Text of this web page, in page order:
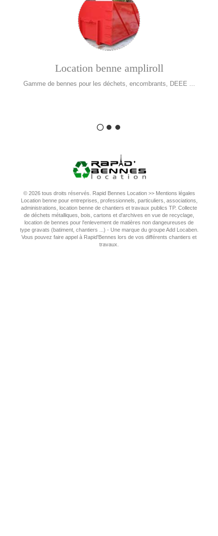
Location benne ampliroll
Gamme de bennes pour les déchets, encombrants, DEEE ...
© 2026 tous droits réservés. Rapid Bennes Location >> Mentions légales
Location benne pour entreprises, professionnels, particuliers, associations,
administrations, location benne de chantiers et travaux publics TP. Collecte
de déchets métalliques, bois, cartons et d'archives en vue de recyclage,
location de bennes pour l'enlevement de matières non dangeureuses de
type gravats (batiment, chantiers ...) - Une marque du groupe Add Locaben.
Vous pouvez faire appel à Rapid'Bennes lors de vos différents chantiers et
travaux.